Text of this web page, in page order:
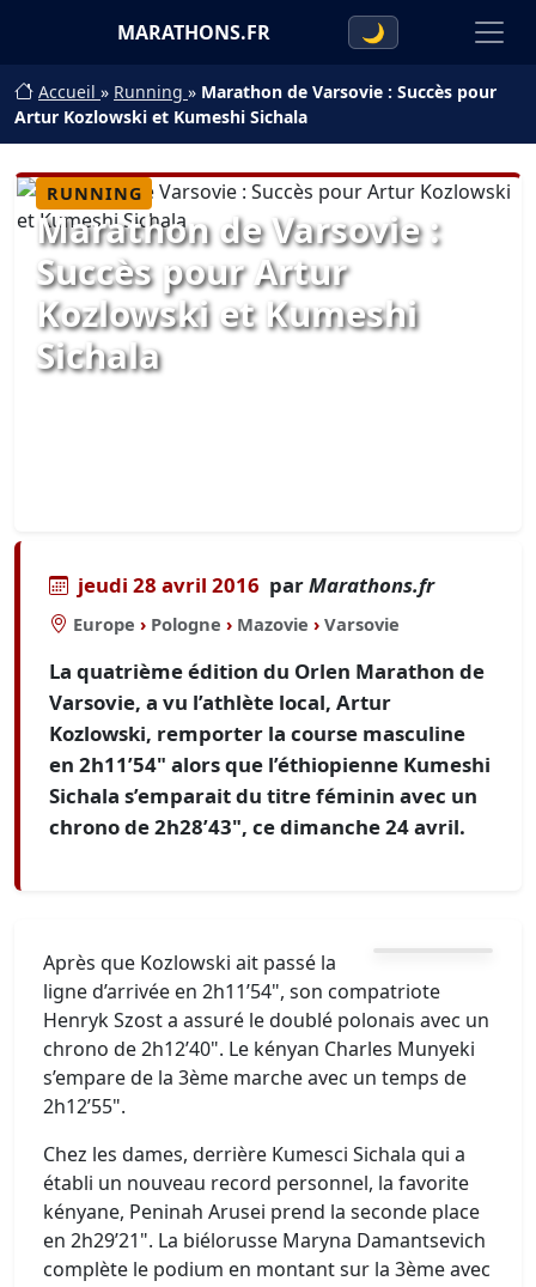
MARATHONS.FR 🌙
Accueil » Running » Marathon de Varsovie : Succès pour
Artur Kozlowski et Kumeshi Sichala
RUNNING
Marathon de Varsovie :
Succès pour Artur
Kozlowski et Kumeshi
Sichala
jeudi 28 avril 2016 parMarathons.fr
Europe › Pologne › Mazovie › Varsovie
La quatrième édition du Orlen Marathon de
Varsovie, a vu l’athlète local, Artur
Kozlowski, remporter la course masculine
en 2h11’54" alors que l’éthiopienne Kumeshi
Sichala s’emparait du titre féminin avec un
chrono de 2h28’43", ce dimanche 24 avril.
Après que Kozlowski ait passé la
ligne d’arrivée en 2h11’54", son compatriote
Henryk Szost a assuré le doublé polonais avec un
chrono de 2h12’40". Le kényan Charles Munyeki
s’empare de la 3ème marche avec un temps de
2h12’55".
Chez les dames, derrière Kumesci Sichala qui a
établi un nouveau record personnel, la favorite
kényane, Peninah Arusei prend la seconde place
en 2h29’21". La biélorusse Maryna Damantsevich
complète le podium en montant sur la 3ème avec